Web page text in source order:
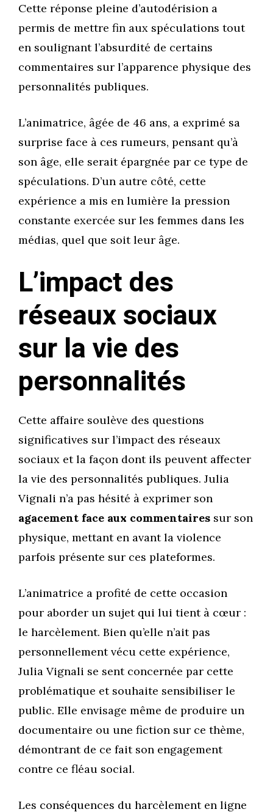
Cette réponse pleine d’autodérision a
permis de mettre fin aux spéculations tout
en soulignant l’absurdité de certains
commentaires sur l’apparence physique des
personnalités publiques.
L’animatrice, âgée de 46 ans, a exprimé sa
surprise face à ces rumeurs, pensant qu’à
son âge, elle serait épargnée par ce type de
spéculations. D’un autre côté, cette
expérience a mis en lumière la pression
constante exercée sur les femmes dans les
médias, quel que soit leur âge.
L’impact des
réseaux sociaux
sur la vie des
personnalités
Cette affaire soulève des questions
significatives sur l’impact des réseaux
sociaux et la façon dont ils peuvent affecter
la vie des personnalités publiques. Julia
Vignali n’a pas hésité à exprimer son
agacement face aux commentaires sur son
physique, mettant en avant la violence
parfois présente sur ces plateformes.
L’animatrice a profité de cette occasion
pour aborder un sujet qui lui tient à cœur :
le harcèlement. Bien qu’elle n’ait pas
personnellement vécu cette expérience,
Julia Vignali se sent concernée par cette
problématique et souhaite sensibiliser le
public. Elle envisage même de produire un
documentaire ou une fiction sur ce thème,
démontrant de ce fait son engagement
contre ce fléau social.
Les conséquences du harcèlement en ligne